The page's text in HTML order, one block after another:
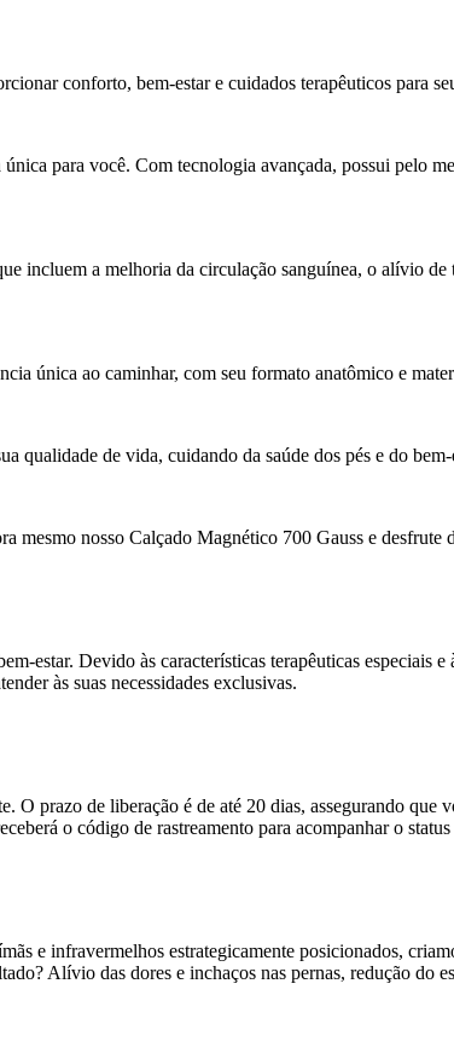
conforto, bem-estar e cuidados terapêuticos para
para você. Com tecnologia avançada, possui pelo
incluem a melhoria da circulação sanguínea, o alívio
única ao caminhar, com seu formato anatômico e
qualidade de vida, cuidando da saúde dos pés e do bem-
mesmo nosso Calçado Magnético 700 Gauss e
estar. Devido às características terapêuticas especiais
às suas necessidades exclusivas.
prazo de liberação é de até 20 dias, assegurando que
o código de rastreamento para acompanhar o
e infravermelhos estrategicamente posicionados,
Alívio das dores e inchaços nas pernas, redução do